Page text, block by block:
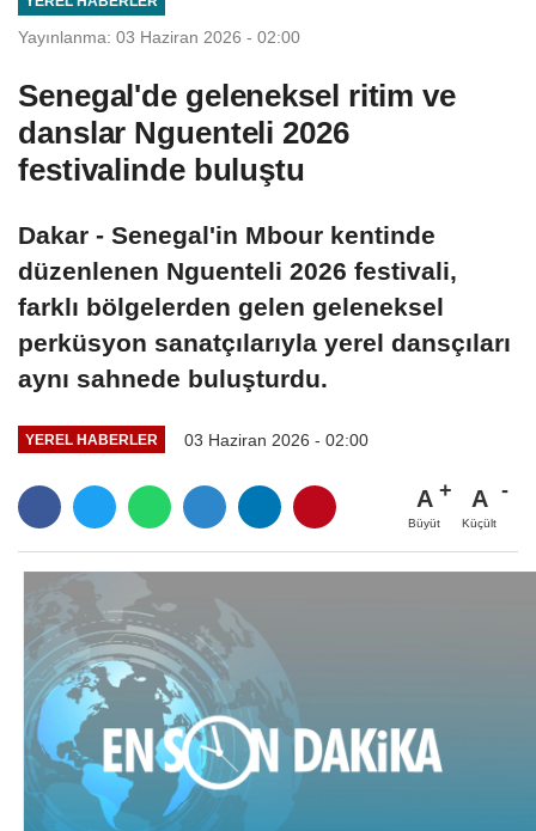
Yayınlanma: 03 Haziran 2026 - 02:00
Senegal'de geleneksel ritim ve
danslar Nguenteli 2026
festivalinde buluştu
Dakar - Senegal'in Mbour kentinde
düzenlenen Nguenteli 2026 festivali,
farklı bölgelerden gelen geleneksel
perküsyon sanatçılarıyla yerel dansçıları
aynı sahnede buluşturdu.
YEREL HABERLER 03 Haziran 2026 - 02:00
A
Büyüt
A
Küçült